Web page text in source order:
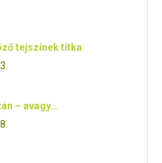
tejszínek titka
– avagy...